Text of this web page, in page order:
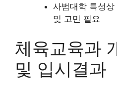
사범대학 특성
및 고민 필요
체육교육과
및 입시결과